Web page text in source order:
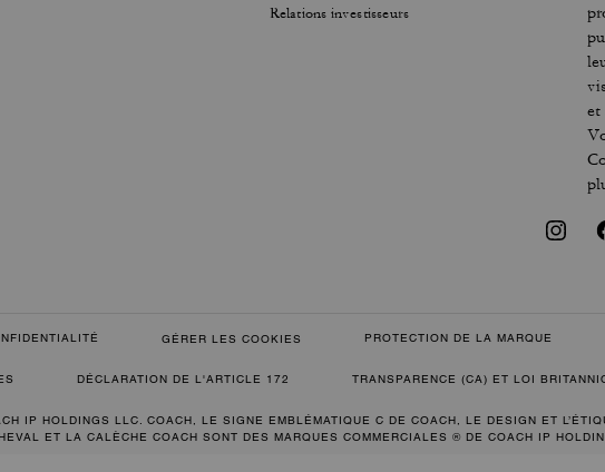
Relations investisseurs
et
GÉRER LES COOKIES PROTECTION DE LA MARQUE
DÉCLARATION DE L'ARTICLE 172 TRANSPARENCE (CA) ET LOI
IP HOLDINGS LLC. COACH, LE SIGNE EMBLÉMATIQUE C DE COACH, LE DESIGN ET
ET LA CALÈCHE COACH SONT DES MARQUES COMMERCIALES ® DE COACH IP